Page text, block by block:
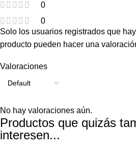
0
0
Valoraciones
No hay valoraciones aún.
Solo los usuarios registrados que
producto pueden hacer una
Productos que quizás
interesen...